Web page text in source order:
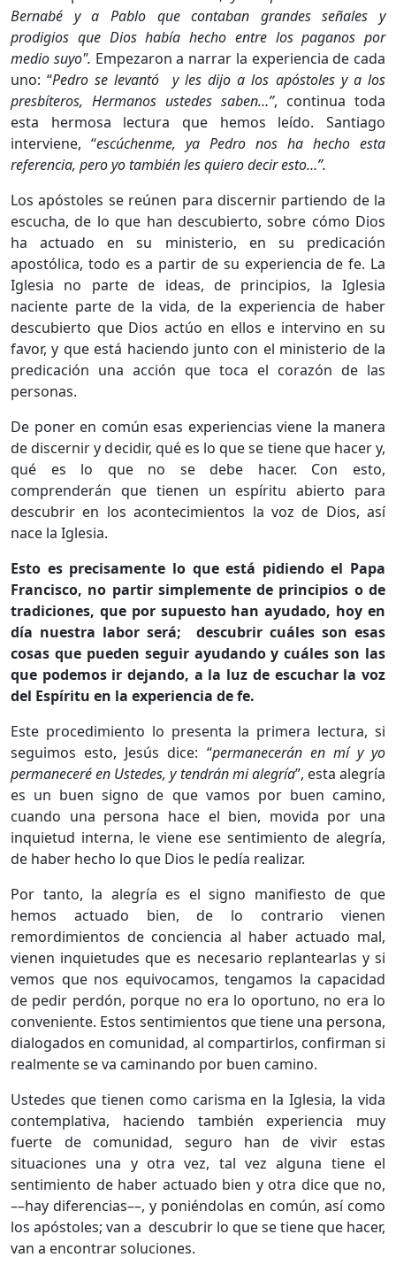
Bernabé y a Pablo que contaban grandes señales y
prodigios que Dios había hecho entre los paganos por
medio suyo". Empezaron a narrar la experiencia de cada
uno: “Pedro se levantó y les dijo a los apóstoles y a los
presbíteros, Hermanos ustedes saben…”, continua toda
esta hermosa lectura que hemos leído. Santiago
interviene, “escúchenme, ya Pedro nos ha hecho esta
referencia, pero yo también les quiero decir esto…”.
Los apóstoles se reúnen para discernir partiendo de la
escucha, de lo que han descubierto, sobre cómo Dios
ha actuado en su ministerio, en su predicación
apostólica, todo es a partir de su experiencia de fe. La
Iglesia no parte de ideas, de principios, la Iglesia
naciente parte de la vida, de la experiencia de haber
descubierto que Dios actúo en ellos e intervino en su
favor, y que está haciendo junto con el ministerio de la
predicación una acción que toca el corazón de las
personas.
De poner en común esas experiencias viene la manera
de discernir y decidir, qué es lo que se tiene que hacer y,
qué es lo que no se debe hacer. Con esto,
comprenderán que tienen un espíritu abierto para
descubrir en los acontecimientos la voz de Dios, así
nace la Iglesia.
Esto es precisamente lo que está pidiendo el Papa
Francisco, no partir simplemente de principios o de
tradiciones, que por supuesto han ayudado, hoy en
día nuestra labor será; descubrir cuáles son esas
cosas que pueden seguir ayudando y cuáles son las
que podemos ir dejando, a la luz de escuchar la voz
del Espíritu en la experiencia de fe.
Este procedimiento lo presenta la primera lectura, si
seguimos esto, Jesús dice: “permanecerán en mí y yo
permaneceré en Ustedes, y tendrán mi alegría”, esta alegría
es un buen signo de que vamos por buen camino,
cuando una persona hace el bien, movida por una
inquietud interna, le viene ese sentimiento de alegría,
de haber hecho lo que Dios le pedía realizar.
Por tanto, la alegría es el signo manifiesto de que
hemos actuado bien, de lo contrario vienen
remordimientos de conciencia al haber actuado mal,
vienen inquietudes que es necesario replantearlas y si
vemos que nos equivocamos, tengamos la capacidad
de pedir perdón, porque no era lo oportuno, no era lo
conveniente. Estos sentimientos que tiene una persona,
dialogados en comunidad, al compartirlos, confirman si
realmente se va caminando por buen camino.
Ustedes que tienen como carisma en la Iglesia, la vida
contemplativa, haciendo también experiencia muy
fuerte de comunidad, seguro han de vivir estas
situaciones una y otra vez, tal vez alguna tiene el
sentimiento de haber actuado bien y otra dice que no,
––hay diferencias––, y poniéndolas en común, así como
los apóstoles; van a descubrir lo que se tiene que hacer,
van a encontrar soluciones.